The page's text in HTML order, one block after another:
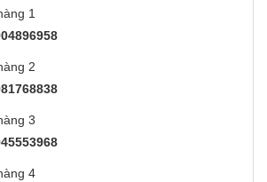
1
2
3
4